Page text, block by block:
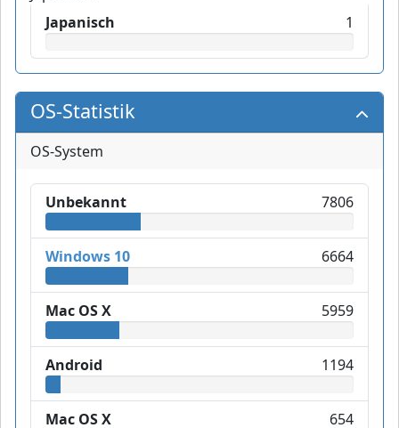
Japanisch
1
OS-Statistik
OS-System
Unbekannt 7806
Windows 10 6664
Mac OS X 5959
Android 1194
Mac OS X 654